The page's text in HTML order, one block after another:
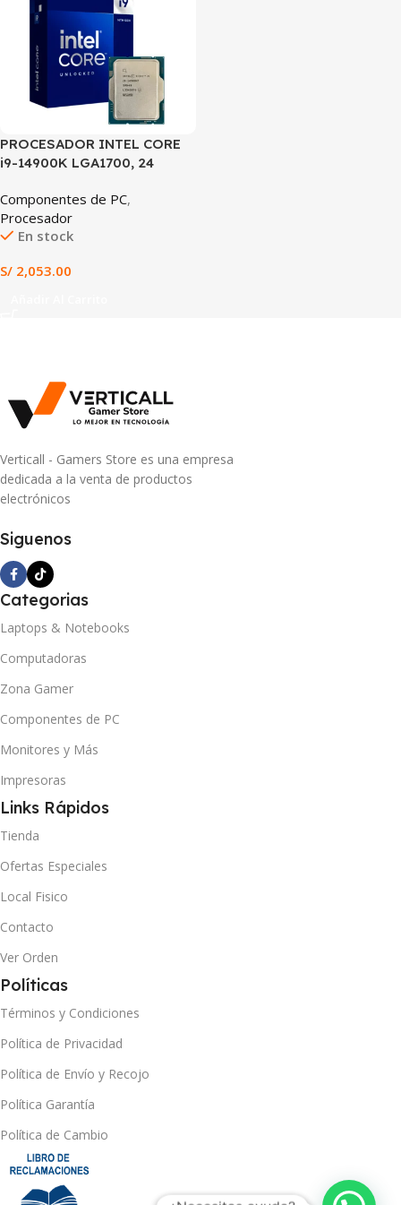
PROCESADOR INTEL CORE
i9-14900K LGA1700, 24
HILOS, HASTA 6.0GHz,
CACHE 36MB,
DESBLOQUEADO PARA
Componentes de PC,
Procesador
En stock
S/ 2,053.00
Verticall - Gamers Store es una empresa
dedicada a la venta de productos
electrónicos
Siguenos
Categorias
Laptops & Notebooks
Computadoras
Zona Gamer
Componentes de PC
Monitores y Más
Impresoras
Links Rápidos
Tienda
Ofertas Especiales
Local Fisico
Contacto
Ver Orden
Políticas
Términos y Condiciones
Política de Privacidad
Política de Envío y Recojo
Política Garantía
Política de Cambio